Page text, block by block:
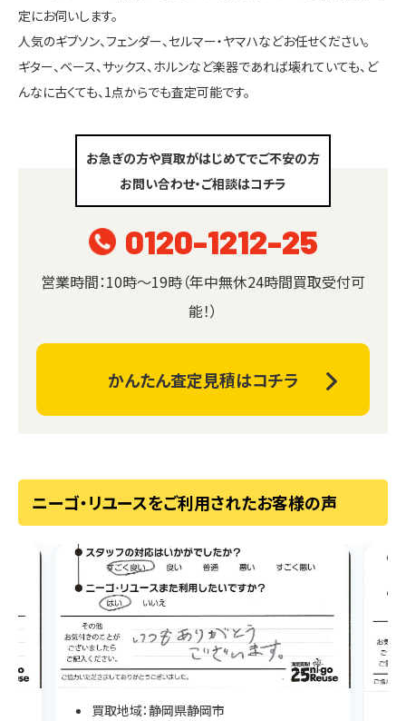
定にお伺いします。
人気のギブソン、フェンダー、セルマー・ヤマハなどお任せください。
ギター、ベース、サックス、ホルンなど楽器であれば壊れていても、ど
んなに古くても、1点からでも査定可能です。
お急ぎの方や買取がはじめてでご不安の方
お問い合わせ・ご相談はコチラ
0120-1212-25
営業時間：10時～19時（年中無休24時間買取受付可
能！）
かんたん査定見積はコチラ
ニーゴ・リユースをご利用されたお客様の声
買取地域：静岡県静岡市